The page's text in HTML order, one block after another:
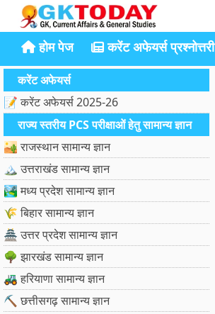
होम पेज करेंट अफेयर्स प्रश्नोत्तरी
करेंट अफेयर्स
📝 करेंट अफेयर्स 2025-26
राज्य स्तरीय PCS परीक्षाओं हेतु सामान्य ज्ञान
🏜️ राजस्थान सामान्य ज्ञान
🏔️ उत्तराखंड सामान्य ज्ञान
🏞️ मध्य प्रदेश सामान्य ज्ञान
🌾 बिहार सामान्य ज्ञान
🏯 उत्तर प्रदेश सामान्य ज्ञान
🌳 झारखंड सामान्य ज्ञान
🚜 हरियाणा सामान्य ज्ञान
⛏️ छत्तीसगढ़ सामान्य ज्ञान